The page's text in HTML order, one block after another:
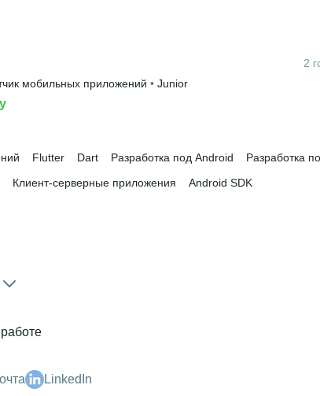
2
мобильных приложений • Junior
Flutter Dart Разработка под Android
Разработка
Клиент-серверные приложения Android SDK
LinkedIn